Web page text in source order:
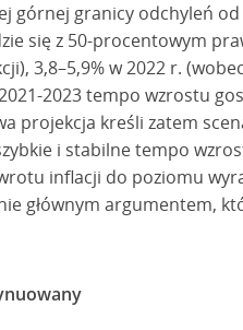
górnej granicy odchyleń od
się z 50-procentowym
3,8–5,9% w 2022 r.
2023 tempo wzrostu
projekcja kreśli zatem
i stabilne tempo
inflacji do poziomu
głównym argumentem,